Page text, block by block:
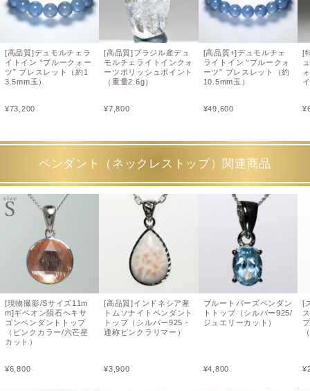
[高品質]デュモルチェラ
イトイン “ブルークォー
ツ” ブレスレット（約1
3.5mm玉）
¥73,200
[高品質]ブラジル産デュ
モルチェライトインクォ
ーツポリッシュポイント
（重量2.6g）
¥7,800
[高品質+]デュモルチェ
ライトイン “ブルークォ
ーツ” ブレスレット（約
10.5mm玉）
¥49,600
[
¥
ペンダント（ネックレストップ）関連商品
[現物撮影/Sサイズ11m
m]ギベオン隕石ヘキサ
ゴンペンダントトップ
（ピンクカラー/六芒星
カット）
¥6,800
[高品質]インドネシア産
トムソナイトペンダント
トップ（シルバー925・
通称ピンクラリマー）
¥3,900
ブルートパーズペンダン
トトップ（シルバー925/
ジュエリーカット）
¥4,800
[
¥